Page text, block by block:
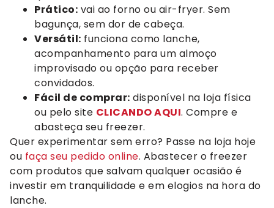
Prático: vai ao forno ou air-fryer. Sem
bagunça, sem dor de cabeça.
Versátil: funciona como lanche,
acompanhamento para um almoço
improvisado ou opção para receber
convidados.
Fácil de comprar: disponível na loja física
ou pelo site CLICANDO AQUI. Compre e
abasteça seu freezer.
Quer experimentar sem erro? Passe na loja hoje
ou faça seu pedido online. Abastecer o freezer
com produtos que salvam qualquer ocasião é
investir em tranquilidade e em elogios na hora do
lanche.